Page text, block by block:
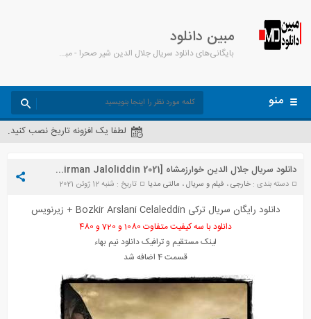
مبین دانلود
بایگانی‌های دانلود سریال جلال الدین شیر صحرا - مبین دانلود
منو
لطفا یک افزونه تاریخ نصب کنید.
دانلود سریال جلال الدین خوارزمشاه [Mendirman Jaloliddin 2021] با زیرنویس فارسی
دسته بندی :خارجی، فیلم و سریال، مالتی مدیا تاریخ : شنبه 12 ژوئن 2021
دانلود رایگان سریال ترکی Bozkir Arslani Celaleddin + زیرنویس
دانلود با سه کیفیت متفاوت 1080 و 720 و 480
لینک مستقیم و ترافیک دانلود نیم بهاء
قسمت 4 اضافه شد